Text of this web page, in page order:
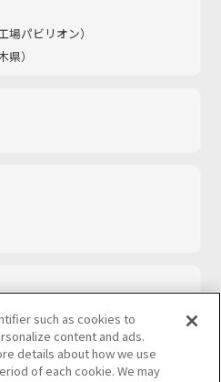
パビリオン）​
）
such as cookies to
content and ads.
details about how we use
of each cookie. We may